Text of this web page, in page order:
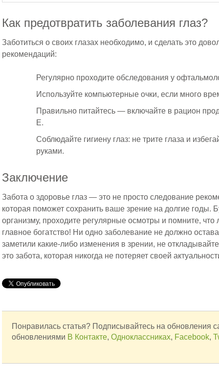
Как предотвратить заболевания глаз?
Заботиться о своих глазах необходимо, и сделать это
рекомендаций:
Регулярно проходите обследования у
Используйте компьютерные очки, если много
Правильно питайтесь — включайте в рацион
E.
Соблюдайте гигиену глаз: не трите глаза и
руками.
Заключение
Забота о здоровье глаз — это не просто следование
которая поможет сохранить ваше зрение на долгие годы.
организму, проходите регулярные осмотры и помните,
главное богатство! Ни одно заболевание не должно
заметили какие-либо изменения в зрении, не
это забота, которая никогда не потеряет своей
Понравилась статья? Подписывайтесь на обновления
обновлениями В Контакте,Одноклассниках, Facebook,